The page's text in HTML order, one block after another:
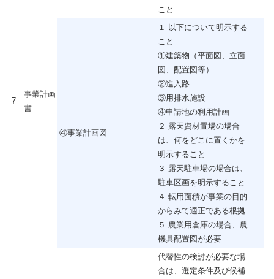
7
事業計画
書
こと
④事業計画図
１ 以下について明示する
こと
①建築物（平面図、立面
図、配置図等）
②進入路
③用排水施設
④申請地の利用計画
２ 露天資材置場の場合
は、何をどこに置くかを
明示すること
３ 露天駐車場の場合は、
駐車区画を明示すること
４ 転用面積が事業の目的
からみて適正である根拠
５ 農業用倉庫の場合、農
機具配置図が必要
代替性の検討が必要な場
合は、選定条件及び候補